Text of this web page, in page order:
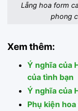
Lẵng hoa form
phong
Xem thêm:
Ý nghĩa của
của tình bạn
Ý nghĩa của
Phụ kiện